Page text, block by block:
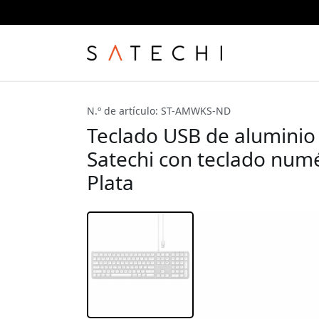
N.º de artículo: ST-AMWKS-ND
Teclado USB de
Satechi con teclado
Plata